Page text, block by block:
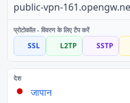
public-vpn-
SSL L2TP SSTP
जापान